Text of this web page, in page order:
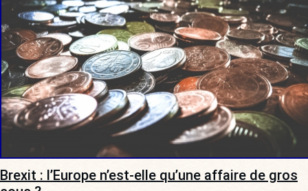
Brexit : l’Europe n’est-elle qu’une affaire de gros